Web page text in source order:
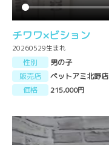
チワワ×ビション
20260529生まれ
性別
男の子
販売店
ペットアミ北野店
価格
215,000円